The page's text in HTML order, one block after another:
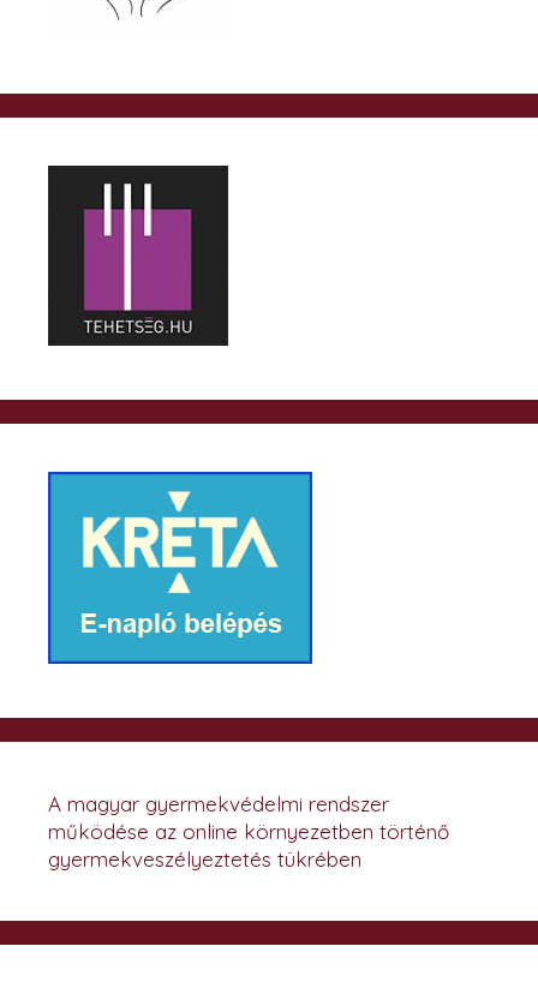
A magyar gyermekvédelmi rendszer
működése az online környezetben történő
gyermekveszélyeztetés tükrében